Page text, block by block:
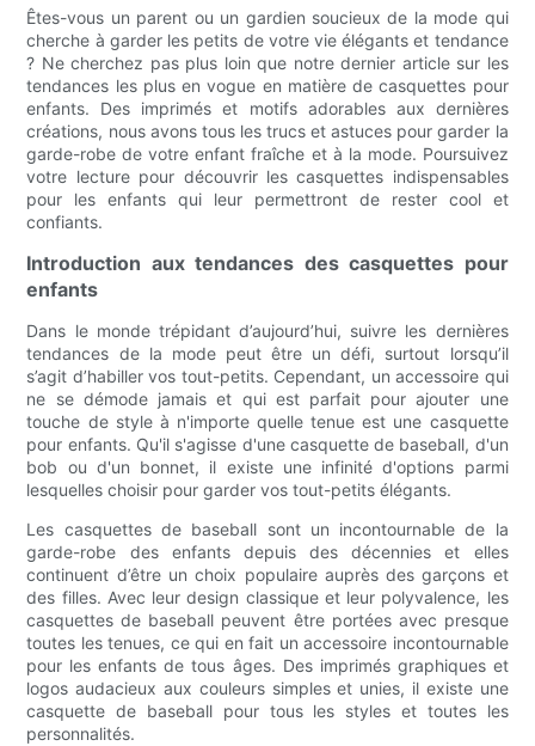
Êtes-vous un parent ou un gardien soucieux de la mode qui
cherche à garder les petits de votre vie élégants et tendance
? Ne cherchez pas plus loin que notre dernier article sur les
tendances les plus en vogue en matière de casquettes pour
enfants. Des imprimés et motifs adorables aux dernières
créations, nous avons tous les trucs et astuces pour garder la
garde-robe de votre enfant fraîche et à la mode. Poursuivez
votre lecture pour découvrir les casquettes indispensables
pour les enfants qui leur permettront de rester cool et
confiants.
Introduction aux tendances des casquettes pour
enfants
Dans le monde trépidant d’aujourd’hui, suivre les dernières
tendances de la mode peut être un défi, surtout lorsqu’il
s’agit d’habiller vos tout-petits. Cependant, un accessoire qui
ne se démode jamais et qui est parfait pour ajouter une
touche de style à n'importe quelle tenue est une casquette
pour enfants. Qu'il s'agisse d'une casquette de baseball, d'un
bob ou d'un bonnet, il existe une infinité d'options parmi
lesquelles choisir pour garder vos tout-petits élégants.
Les casquettes de baseball sont un incontournable de la
garde-robe des enfants depuis des décennies et elles
continuent d’être un choix populaire auprès des garçons et
des filles. Avec leur design classique et leur polyvalence, les
casquettes de baseball peuvent être portées avec presque
toutes les tenues, ce qui en fait un accessoire incontournable
pour les enfants de tous âges. Des imprimés graphiques et
logos audacieux aux couleurs simples et unies, il existe une
casquette de baseball pour tous les styles et toutes les
personnalités.